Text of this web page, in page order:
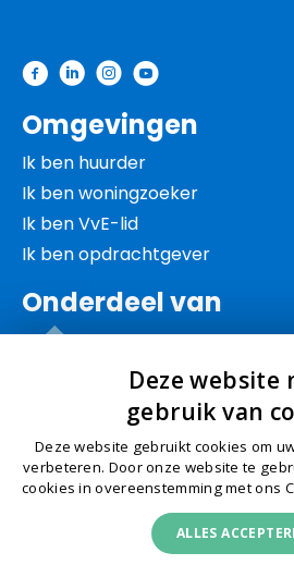
Contactinformatie
Omgevingen
Ik ben huurder
Ik ben woningzoeker
Ik ben VvE-lid
Ik ben opdrachtgever
Onderdeel van
© Schep 2026 Algemene
Klachtenafhandeling
Deze website
gebruik van
Deze website gebruikt cookies om
verbeteren. Door onze website te
cookies in overeenstemming met ons
ALLES